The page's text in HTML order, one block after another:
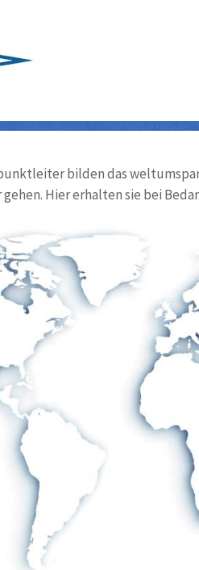
bilden das
Hier erhalten sie bei